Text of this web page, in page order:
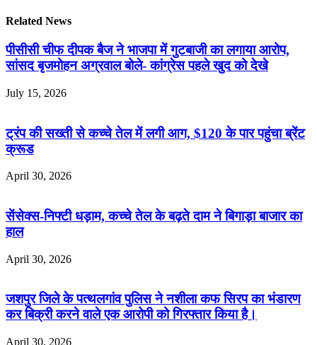
Related News
पीसीसी चीफ दीपक बैज ने भाजपा में गुटबाजी का लगाया आरोप,
सांसद बृजमोहन अग्रवाल बोले- कांग्रेस पहले खुद को देखे
July 15, 2026
ट्रंप की सख्ती से कच्चे तेल में लगी आग, $120 के पार पहुंचा ब्रेंट
क्रूड
April 30, 2026
सेंसेक्स-निफ्टी धड़ाम, कच्चे तेल के बढ़ते दाम ने बिगाड़ा बाजार का
हाल
April 30, 2026
जशपुर जिले के पत्थलगांव पुलिस ने नशीला कफ सिरप का भंडारण
कर बिक्री करने वाले एक आरोपी को गिरफ्तार किया है।
April 30, 2026